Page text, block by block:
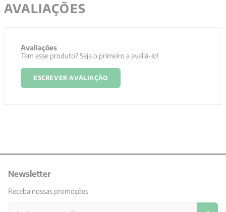
AVALIAÇÕES
Avaliações
Tem esse produto? Seja o primeiro a avaliá-lo!
ESCREVER AVALIAÇÃO
Newsletter
Receba nossas promoções